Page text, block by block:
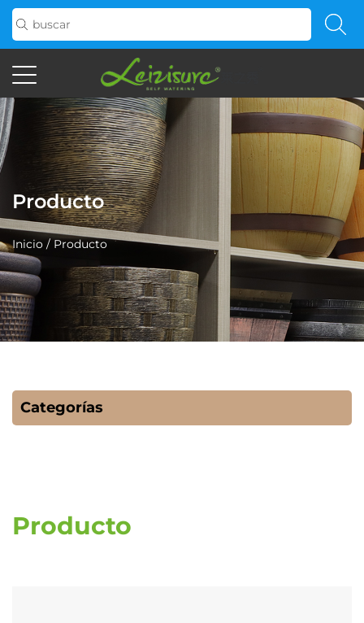
Producto
Inicio / Producto
Categorías
Producto